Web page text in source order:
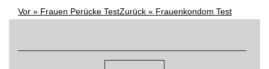
Post
Vor » Frauen Perücke TestZurück « Frauenkondom Test